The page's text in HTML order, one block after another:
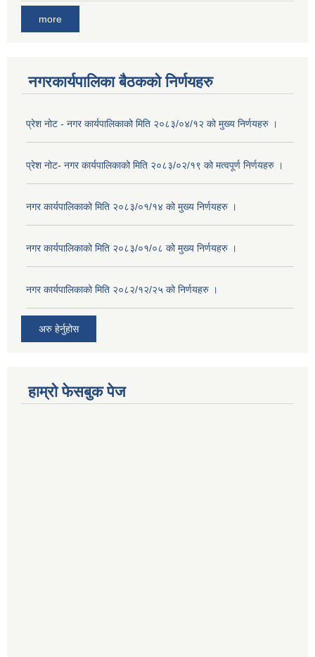
more
नगरकार्यपालिका बैठकको निर्णयहरु
प्रेश नोट - नगर कार्यपालिकाको मिति २०८३/०४/१२ को मुख्य निर्णयहरु ।
प्रेश नोट- नगर कार्यपालिकाको मिति २०८३/०२/१९ को मत्वपूर्ण निर्णयहरु ।
नगर कार्यपालिकाको मिति २०८३/०१/१४ को मुख्य निर्णयहरु ।
नगर कार्यपालिकाको मिति २०८३/०१/०८ को मुख्य निर्णयहरु ।
नगर कार्यपालिकाको मिति २०८२/१२/२५ को निर्णयहरु ।
अरु हेर्नुहोस
हाम्रो फेसबुक पेज